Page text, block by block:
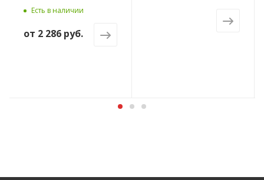
Есть в наличии
от 2 286 руб.